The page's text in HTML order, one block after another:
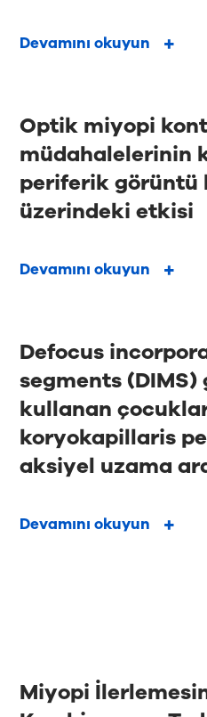
Devamını okuyun
Optik miyopi
müdahalelerinin
periferik görüntü
üzerindeki etkisi
Devamını okuyun
Defocus
segments (DIMS)
kullanan
koryokapillaris
aksiyel uzama
Devamını okuyun
Miyopi